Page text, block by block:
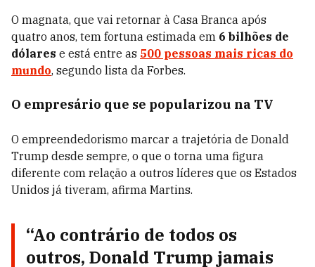
O magnata, que vai retornar à Casa Branca após
quatro anos, tem fortuna estimada em 6 bilhões de
dólares e está entre as 500 pessoas mais ricas do
mundo, segundo lista da Forbes.
O empresário que se popularizou na TV
O empreendedorismo marcar a trajetória de Donald
Trump desde sempre, o que o torna uma figura
diferente com relação a outros líderes que os Estados
Unidos já tiveram, afirma Martins.
“Ao contrário de todos os
outros, Donald Trump jamais